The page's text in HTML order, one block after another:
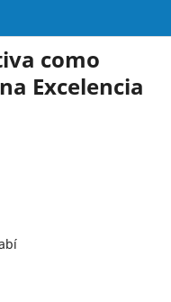
como
Excelencia